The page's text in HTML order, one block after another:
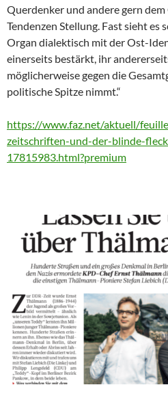
Querdenker und andere gern
Tendenzen Stellung. Fast sieht es
Organ dialektisch mit der Ost-
einerseits bestärkt, ihr
möglicherweise gegen die
politische Spitze nimmt.“
https://www.faz.net/aktuell/
zeitschriften-und-der-blinde-
17815983.html?premium